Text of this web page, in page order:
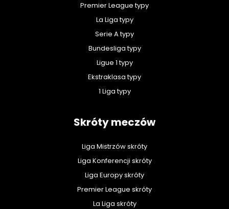
Premier League typy
La Liga typy
Serie A typy
Bundesliga typy
Ligue 1 typy
Ekstraklasa typy
1 Liga typy
Skróty meczów
Liga Mistrzów skróty
Liga Konferencji skróty
Liga Europy skróty
Premier League skróty
La Liga skróty